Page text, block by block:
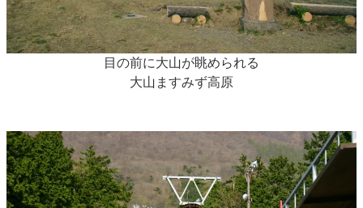
目の前に大山が眺められる
大山ますみず高原